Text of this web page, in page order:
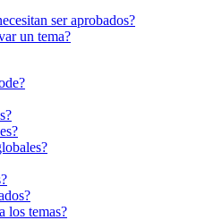
ser aprobados?
un tema?
los temas?